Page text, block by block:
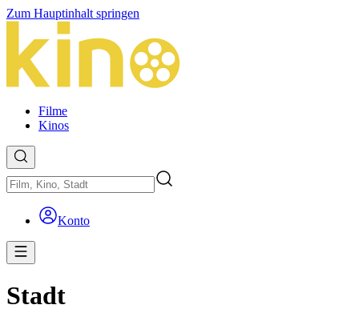
Zum Hauptinhalt springen
Filme
Kinos
Konto
Stadt